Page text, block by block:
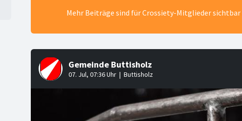
Mehr Beiträge sind für Crossiety-Mitglieder sichtbar